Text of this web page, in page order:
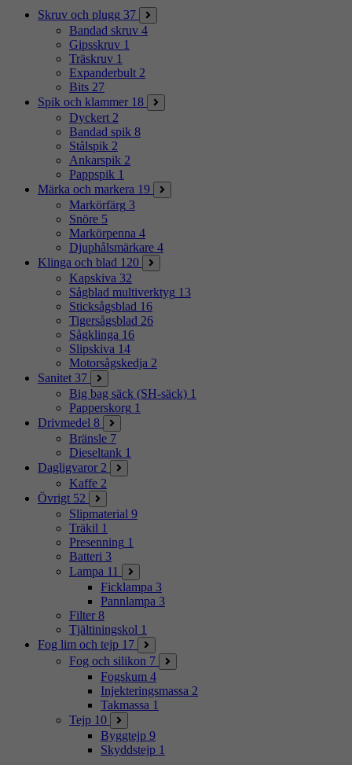
Skruv och plugg 37
Bandad skruv 4
Gipsskruv 1
Träskruv 1
Expanderbult 2
Bits 27
Spik och klammer 18
Dyckert 2
Bandad spik 8
Stålspik 2
Ankarspik 2
Pappspik 1
Märka och markera 19
Markörfärg 3
Snöre 5
Markörpenna 4
Djuphålsmärkare 4
Klinga och blad 120
Kapskiva 32
Sågblad multiverktyg 13
Sticksågsblad 16
Tigersågsblad 26
Sågklinga 16
Slipskiva 14
Motorsågskedja 2
Sanitet 37
Big bag säck (SH-säck) 1
Papperskorg 1
Drivmedel 8
Bränsle 7
Dieseltank 1
Dagligvaror 2
Kaffe 2
Övrigt 52
Slipmaterial 9
Träkil 1
Presenning 1
Batteri 3
Lampa 11
Ficklampa 3
Pannlampa 3
Filter 8
Tjältiningskol 1
Fog lim och tejp 17
Fog och silikon 7
Fogskum 4
Injekteringsmassa 2
Takmassa 1
Tejp 10
Byggtejp 9
Skyddstejp 1